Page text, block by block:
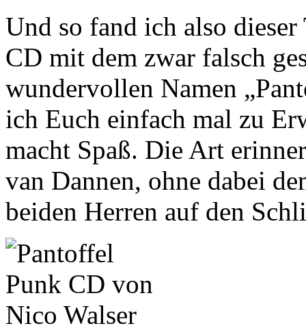
Und so fand ich also
CD mit dem zwar falsch
wundervollen Namen
ich Euch einfach mal zu
macht Spaß. Die Art
van Dannen, ohne dabei
beiden Herren auf den